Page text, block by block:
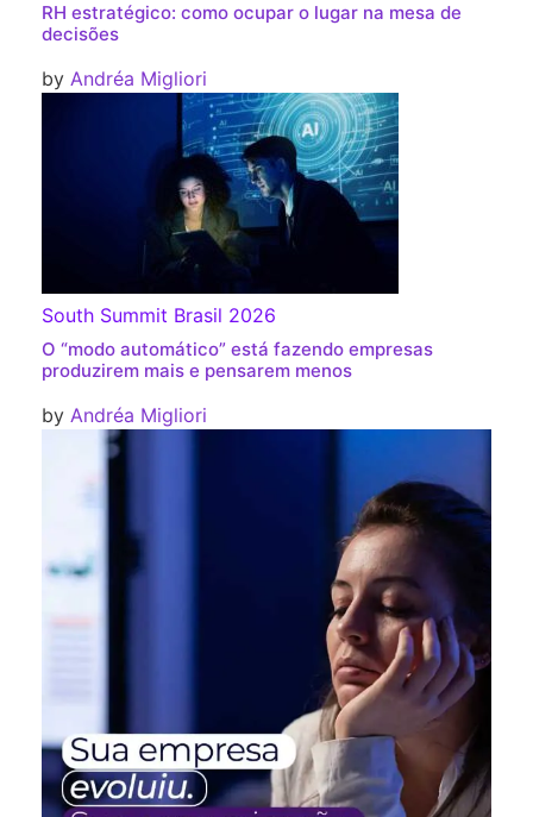
RH estratégico: como ocupar o lugar na mesa de
decisões
by Andréa Migliori
South Summit Brasil 2026
O “modo automático” está fazendo empresas
produzirem mais e pensarem menos
by Andréa Migliori